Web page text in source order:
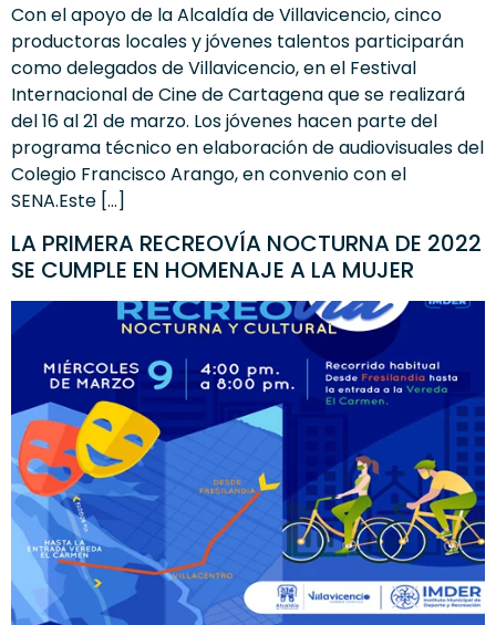
Con el apoyo de la Alcaldía de Villavicencio, cinco
productoras locales y jóvenes talentos participarán
como delegados de Villavicencio, en el Festival
Internacional de Cine de Cartagena que se realizará
del 16 al 21 de marzo. Los jóvenes hacen parte del
programa técnico en elaboración de audiovisuales del
Colegio Francisco Arango, en convenio con el
SENA.Este […]
LA PRIMERA RECREOVÍA NOCTURNA DE 2022
SE CUMPLE EN HOMENAJE A LA MUJER